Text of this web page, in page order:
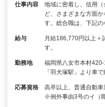
仕事内容
地域に密着し、信用
ど、さまざまな方面
す。総合職は、下記
給与
月給186,770円以上
す。
勤務地
福岡県八女市本村
「羽犬塚駅」より
応募資格
高卒以上、普通自動
※例外事由3号のイ（